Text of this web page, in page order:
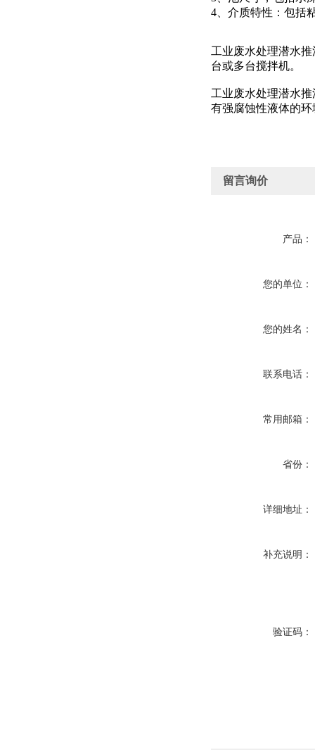
4、介质特性：包括
工业废水处理潜水
台或多台搅拌机。
工业废水处理潜水
有强腐蚀性液体的
留言询价
产品：
您的单位：
您的姓名：
联系电话：
常用邮箱：
省份：
详细地址：
补充说明：
验证码：